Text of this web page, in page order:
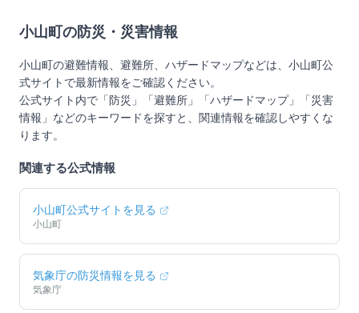
小山町 の防災・災害情報
小山町の避難情報、避難所、ハザードマップなどは、 小山町公
式サイトで最新情報をご確認ください。
公式サイト内で「防災」「避難所」「ハザードマップ」「災害
情報」などのキーワードを探すと、関連情報を確認しやすくな
ります。
関連する公式情報
小山町公式サイトを見る
小山町
気象庁の防災情報を見る
気象庁